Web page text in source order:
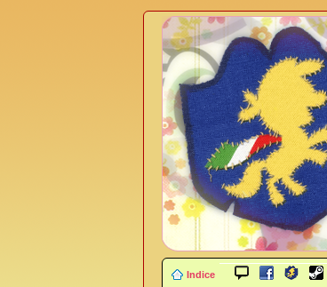
Indice